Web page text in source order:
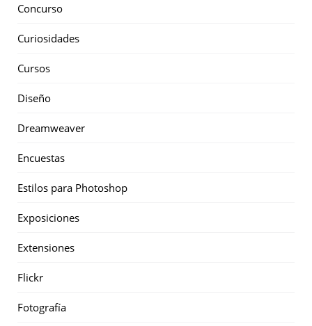
Concurso
Curiosidades
Cursos
Diseño
Dreamweaver
Encuestas
Estilos para Photoshop
Exposiciones
Extensiones
Flickr
Fotografía